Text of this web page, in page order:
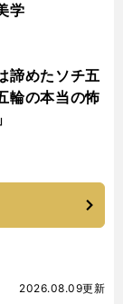
学
諦めたソチ五
輪の本当の怖
2026.08.09更新